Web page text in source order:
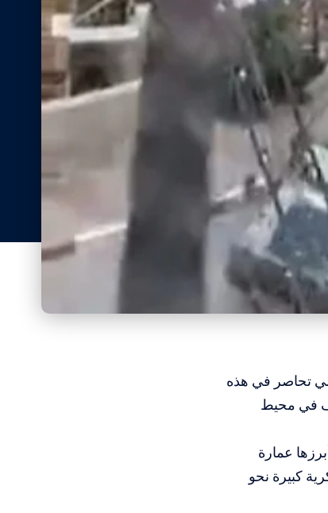
تحاصر في هذه
في محيط
عمارة
كبيرة نحو